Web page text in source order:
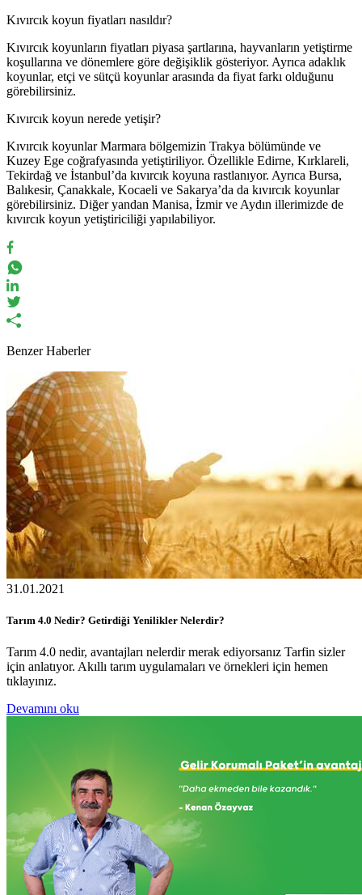
Kıvırcık koyun fiyatları nasıldır?
Kıvırcık koyunların fiyatları piyasa şartlarına, hayvanların yetiştirme
koşullarına ve dönemlere göre değişiklik gösteriyor. Ayrıca adaklık
koyunlar, etçi ve sütçü koyunlar arasında da fiyat farkı olduğunu
görebilirsiniz.
Kıvırcık koyun nerede yetişir?
Kıvırcık koyunlar Marmara bölgemizin Trakya bölümünde ve
Kuzey Ege coğrafyasında yetiştiriliyor. Özellikle Edirne, Kırklareli,
Tekirdağ ve İstanbul’da kıvırcık koyuna rastlanıyor. Ayrıca Bursa,
Balıkesir, Çanakkale, Kocaeli ve Sakarya’da da kıvırcık koyunlar
görebilirsiniz. Diğer yandan Manisa, İzmir ve Aydın illerimizde de
kıvırcık koyun yetiştiriciliği yapılabiliyor.
Benzer Haberler
31.01.2021
Tarım 4.0 Nedir? Getirdiği Yenilikler Nelerdir?
Tarım 4.0 nedir, avantajları nelerdir merak ediyorsanız Tarfin sizler
için anlatıyor. Akıllı tarım uygulamaları ve örnekleri için hemen
tıklayınız.
Devamını oku